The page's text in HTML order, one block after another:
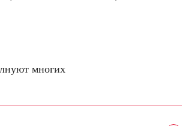
многих